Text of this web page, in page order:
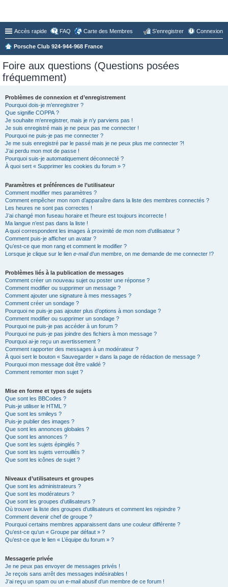
Accès rapide FAQ Carte des Membres Connexion
S’enregistrer
Porsche Club 924-944-968 France
Foire aux questions (Questions posées
fréquemment)
Problèmes de connexion et d’enregistrement
Pourquoi dois-je m’enregistrer ?
Que signifie COPPA ?
Je souhaite m’enregistrer, mais je n’y parviens pas !
Je suis enregistré mais je ne peux pas me connecter !
Pourquoi ne puis-je pas me connecter ?
Je me suis enregistré par le passé mais je ne peux plus me connecter ?!
J’ai perdu mon mot de passe !
Pourquoi suis-je automatiquement déconnecté ?
À quoi sert « Supprimer les cookies du forum » ?
Paramètres et préférences de l’utilisateur
Comment modifier mes paramètres ?
Comment empêcher mon nom d’apparaître dans la liste des membres connectés ?
Les heures ne sont pas correctes !
J’ai changé mon fuseau horaire et l’heure est toujours incorrecte !
Ma langue n’est pas dans la liste !
A quoi correspondent les images à proximité de mon nom d’utilisateur ?
Comment puis-je afficher un avatar ?
Qu’est-ce que mon rang et comment le modifier ?
Lorsque je clique sur le lien e-maild’un membre, on me demande de me connecter !?
Problèmes liés à la publication de messages
Comment créer un nouveau sujet ou poster une réponse ?
Comment modifier ou supprimer un message ?
Comment ajouter une signature à mes messages ?
Comment créer un sondage ?
Pourquoi ne puis-je pas ajouter plus d’options à mon sondage ?
Comment modifier ou supprimer un sondage ?
Pourquoi ne puis-je pas accéder à un forum ?
Pourquoi ne puis-je pas joindre des fichiers à mon message ?
Pourquoi ai-je reçu un avertissement ?
Comment rapporter des messages à un modérateur ?
À quoi sert le bouton « Sauvegarder » dans la page de rédaction de message ?
Pourquoi mon message doit être validé ?
Comment remonter mon sujet ?
Mise en forme et types de sujets
Que sont les BBCodes ?
Puis-je utiliser le HTML ?
Que sont les smileys ?
Puis-je publier des images ?
Que sont les annonces globales ?
Que sont les annonces ?
Que sont les sujets épinglés ?
Que sont les sujets verrouillés ?
Que sont les icônes de sujet ?
Niveaux d’utilisateurs et groupes
Que sont les administrateurs ?
Que sont les modérateurs ?
Que sont les groupes d’utilisateurs ?
Où trouver la liste des groupes d’utilisateurs et comment les rejoindre ?
Comment devenir chef de groupe ?
Pourquoi certains membres apparaissent dans une couleur différente ?
Qu’est-ce qu’un « Groupe par défaut » ?
Qu’est-ce que le lien « L’équipe du forum » ?
Messagerie privée
Je ne peux pas envoyer de messages privés !
Je reçois sans arrêt des messages indésirables !
J’ai reçu un spam ou un e-mail abusif d’un membre de ce forum !